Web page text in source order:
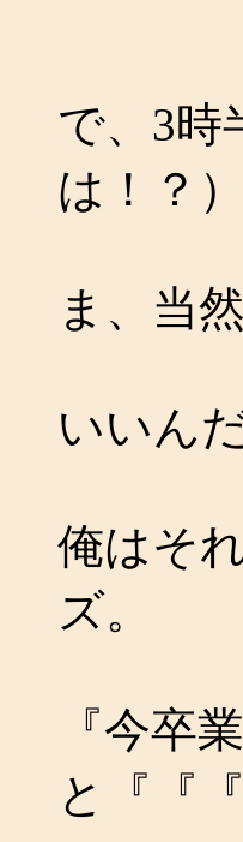
で、3時
は！？）
ま、当
いいん
俺はそ
ズ。
『今卒
と『『